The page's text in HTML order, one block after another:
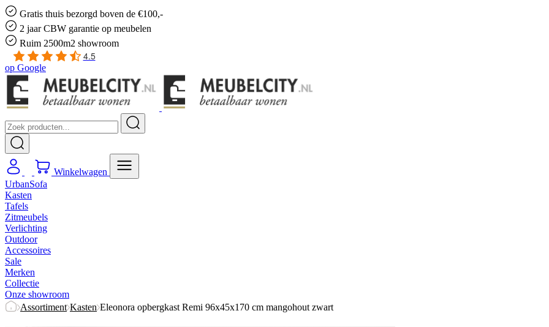
Gratis thuis bezorgd boven de €100,-
2 jaar CBW garantie op meubelen
Ruim 2500m2 showroom
4.5
op Google
Winkelwagen
UrbanSofa
Kasten
Tafels
Zitmeubels
Verlichting
Outdoor
Accessoires
Sale
Merken
Collectie
Onze showroom
Assortiment Kasten Eleonora opbergkast Remi 96x45x170 cm mangohout zwart